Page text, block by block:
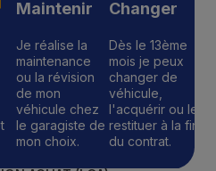
Maintenir
Je réalise la
maintenance
ou la révision
de mon
véhicule chez
le garagiste de
mon choix.
Changer
Dès le 13ème
mois je peux
changer de
véhicule,
l'acquérir ou le
restituer à la fin
du contrat.